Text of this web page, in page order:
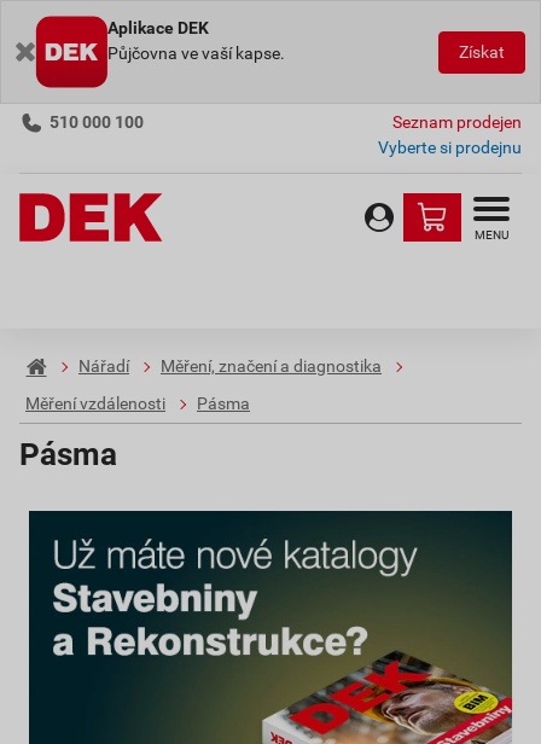
Aplikace DEK
Půjčovna ve vaší kapse.
Získat
510 000 100
Seznam prodejen
Vyberte si prodejnu
MENU
Nářadí
Měření, značení a diagnostika
Měření vzdálenosti
Pásma
Pásma